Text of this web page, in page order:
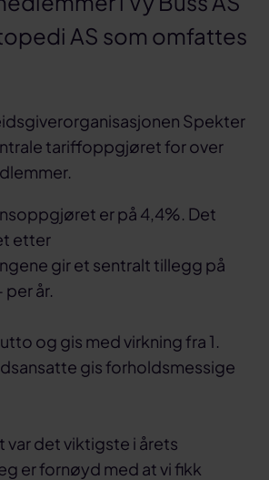
AS som omfattes
Spekter
tariffoppgjøret for over
er på 4,4%. Det
etter
gir et sentralt tillegg på
år.
og gis med virkning fra 1.
gis forholdsmessige
det viktigste i årets
er fornøyd med at vi fikk